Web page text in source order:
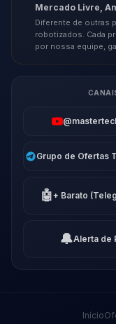
Mercado Livre,
Diferente de outras
robotizados. Cada
por nossa equipe,
Grupo de Ofertas
🤖+ Barato
🔔Alerta de
Início